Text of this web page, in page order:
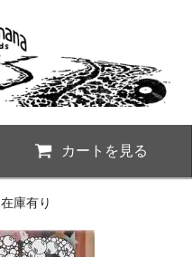
カートを見る
在庫有り